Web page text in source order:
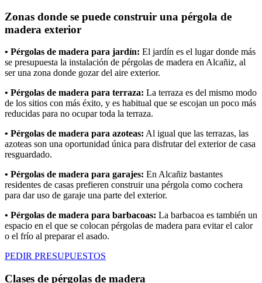
Zonas donde se puede construir una pérgola de
madera exterior
• Pérgolas de madera para jardín: El jardín es el lugar donde más
se presupuesta la instalación de pérgolas de madera en Alcañiz, al
ser una zona donde gozar del aire exterior.
• Pérgolas de madera para terraza: La terraza es del mismo modo
de los sitios con más éxito, y es habitual que se escojan un poco más
reducidas para no ocupar toda la terraza.
• Pérgolas de madera para azoteas: Al igual que las terrazas, las
azoteas son una oportunidad única para disfrutar del exterior de casa
resguardado.
• Pérgolas de madera para garajes: En Alcañiz bastantes
residentes de casas prefieren construir una pérgola como cochera
para dar uso de garaje una parte del exterior.
• Pérgolas de madera para barbacoas: La barbacoa es también un
espacio en el que se colocan pérgolas de madera para evitar el calor
o el frío al preparar el asado.
PEDIR PRESUPUESTOS
Clases de pérgolas de madera